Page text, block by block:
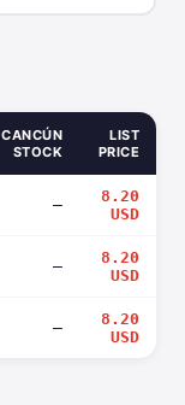
CANCÚN
STOCK
LIST
PRICE
—
8.20
USD
—
8.20
USD
—
8.20
USD